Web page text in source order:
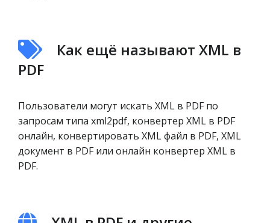
Как ещё называют XML в
PDF
Пользователи могут искать XML в PDF по
запросам типа xml2pdf, конвертер XML в PDF
онлайн, конвертировать XML файл в PDF, XML
документ в PDF или онлайн конвертер XML в
PDF.